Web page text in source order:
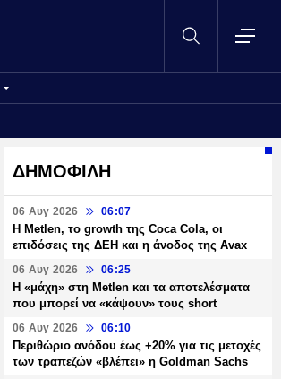
ΔΗΜΟΦΙΛΗ
06 Αυγ 2026 06:07
H Metlen, το growth της Coca Cola, οι
επιδόσεις της ΔΕΗ και η άνοδος της Avax
06 Αυγ 2026 06:25
H «μάχη» στη Metlen και τα αποτελέσματα
που μπορεί να «κάψουν» τους short
06 Αυγ 2026 06:10
Περιθώριο ανόδου έως +20% για τις μετοχές
των τραπεζών «βλέπει» η Goldman Sachs